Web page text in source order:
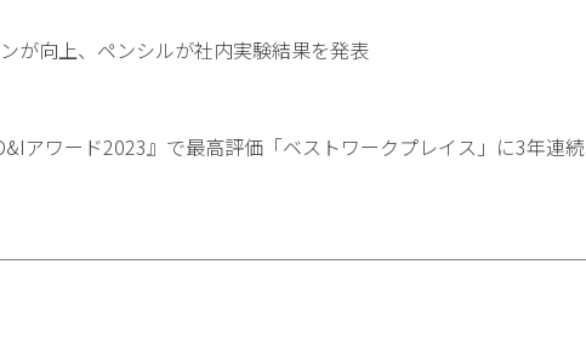
が向上、ペンシルが社内実験結果を発表
アワード2023』で最高評価「ベストワークプレイス」に3年連続